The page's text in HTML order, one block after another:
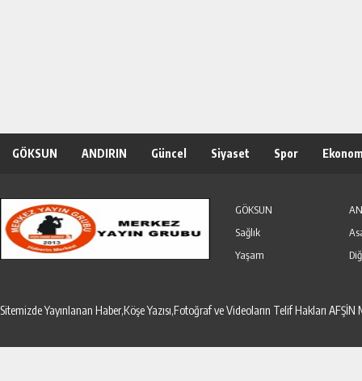
GÖKSUN ANDIRIN Güncel Siyaset Spor
GÖKSUN
Sağlık
Yaşam
Sitemizde Yayınlanan Haber,Köşe Yazısı,Fotoğraf ve Videoların Telif Hakları